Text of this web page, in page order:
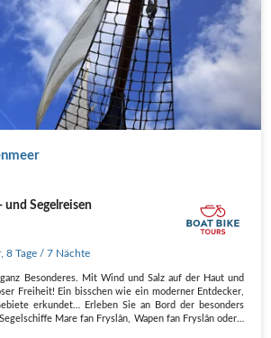
und Segelreisen
,8 Tage / 7 Nächte
Besonderes. Mit Wind und Salz auf der Haut und
Freiheit! Ein bisschen wie ein moderner Entdecker,
erkundet… Erleben Sie an Bord der besonders
Mare fan Fryslân, Wapen fan Fryslân oder…